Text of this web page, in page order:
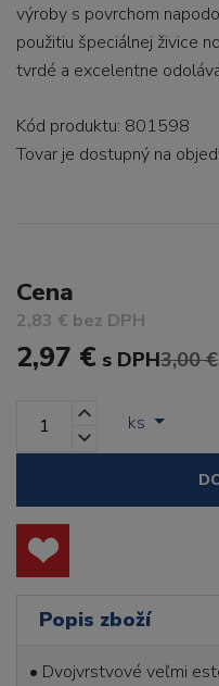
výroby s povrchom
použitiu špeciálnej živice
tvrdé a excelentne
Kód produktu: 801598
Tovar je dostupný na
Cena
2,83 € bez DPH
2,97 € s DPH3,00 €
ks
Popis zboží
• Dvojvrstvové veľmi